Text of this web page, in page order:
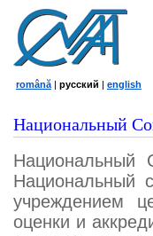
română | русский | english
Национальный
Национальный
Национальный
учреждением
оценки и